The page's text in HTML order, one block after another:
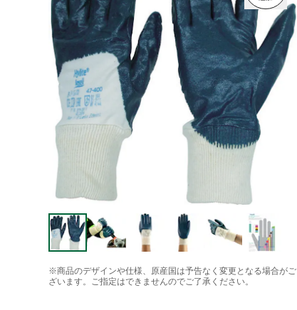
※商品のデザインや仕様、原産国は予告なく変更となる場合がご
ざいます。ご指定はできませんのでご了承ください。